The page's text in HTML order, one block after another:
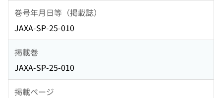
巻号年月日等（掲載誌）
JAXA-SP-25-010
掲載巻
JAXA-SP-25-010
掲載ページ